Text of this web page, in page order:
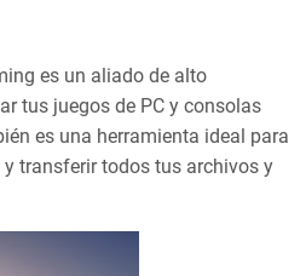
es un aliado de alto
tus juegos de PC y consolas
es una herramienta ideal para
transferir todos tus archivos y